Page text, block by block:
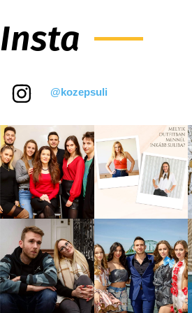
Insta
@kozepsuli